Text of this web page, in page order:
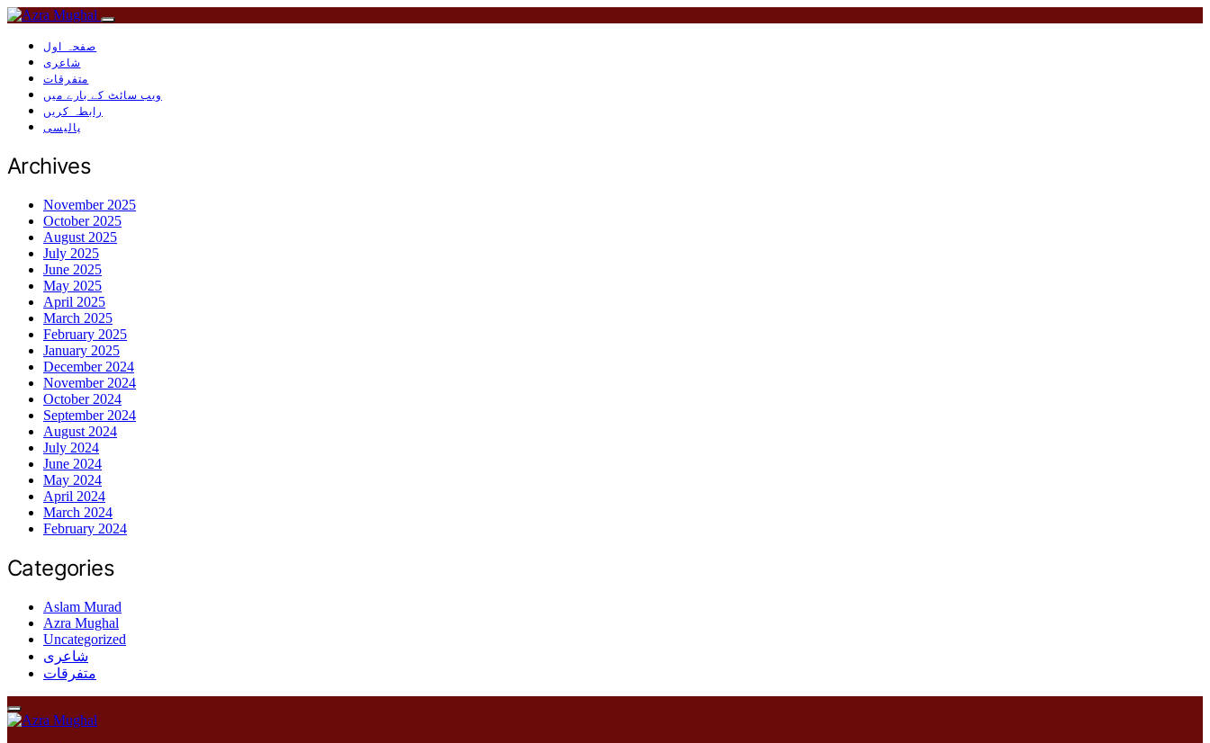
صفحہ اول
شاعری
متفرقات
ویب سائٹ کے بارے میں
رابطہ کریں
پالیسی
Archives
November 2025
October 2025
August 2025
July 2025
June 2025
May 2025
April 2025
March 2025
February 2025
January 2025
December 2024
November 2024
October 2024
September 2024
August 2024
July 2024
June 2024
May 2024
April 2024
March 2024
February 2024
Categories
Aslam Murad
Azra Mughal
Uncategorized
شاعری
متفرقات